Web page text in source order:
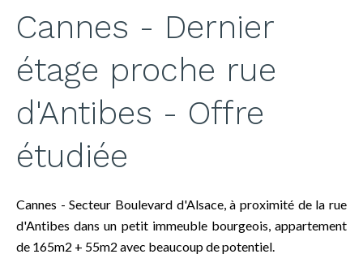
Cannes - Dernier
étage proche rue
d'Antibes - Offre
étudiée
Cannes - Secteur Boulevard d'Alsace, à proximité de la rue
d'Antibes dans un petit immeuble bourgeois, appartement
de 165m2 + 55m2 avec beaucoup de potentiel.